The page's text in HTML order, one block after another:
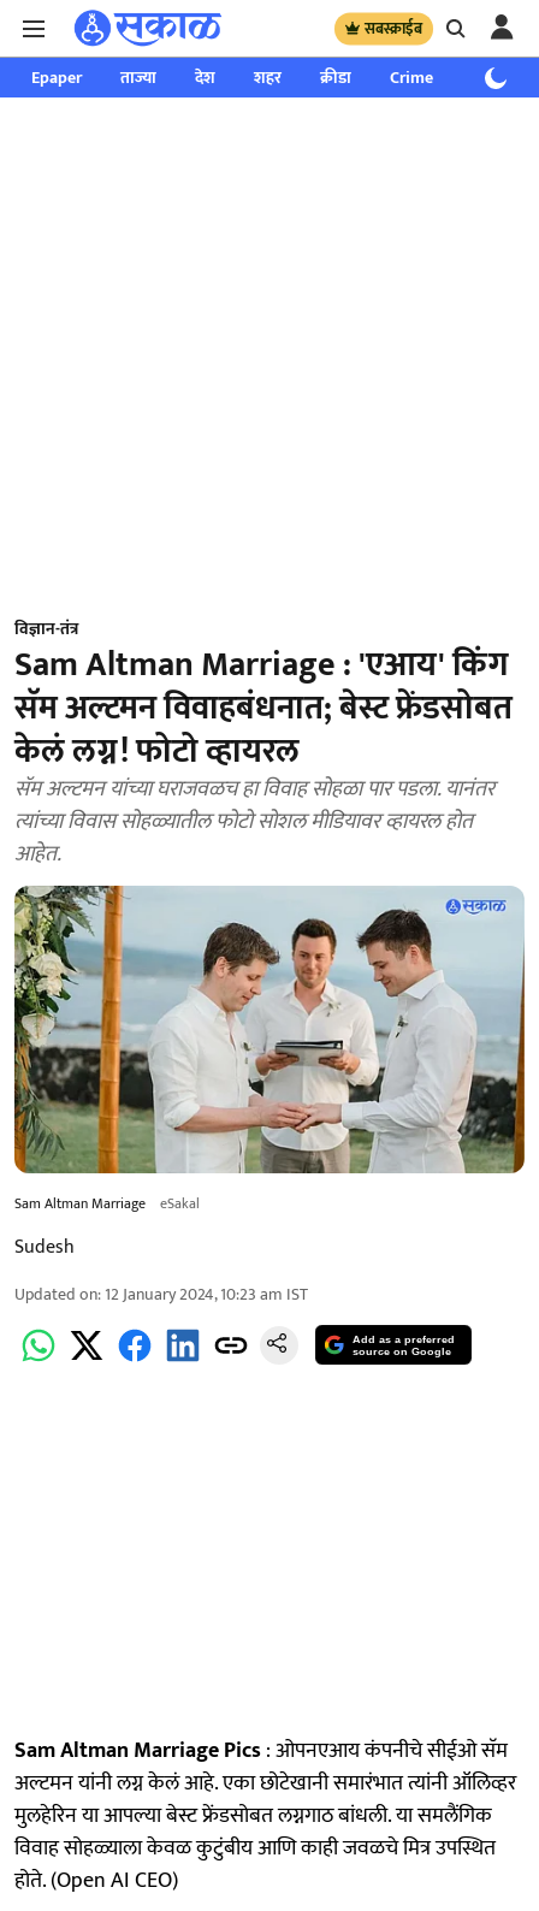
सबस्क्राईब
Epaper ताज्या देश शहर क्रीडा Crime साप्ताहिक
विज्ञान-तंत्र
Sam Altman Marriage : 'एआय' किंग
सॅम अल्टमन विवाहबंधनात; बेस्ट फ्रेंडसोबत
केलं लग्न! फोटो व्हायरल
सॅम अल्टमन यांच्या घराजवळच हा विवाह सोहळा पार पडला. यानंतर
त्यांच्या विवास सोहळ्यातील फोटो सोशल मीडियावर व्हायरल होत
आहेत.
Sam Altman Marriage eSakal
Sudesh
Updated on:12 January 2024, 10:23 am IST
Add as a preferred
source on Google
Sam Altman Marriage Pics: ओपनएआय कंपनीचे सीईओ सॅम
अल्टमन यांनी लग्न केलं आहे. एका छोटेखानी समारंभात त्यांनी ऑलिव्हर
मुलहेरिन या आपल्या बेस्ट फ्रेंडसोबत लग्नगाठ बांधली. या समलैंगिक
विवाह सोहळ्याला केवळ कुटुंबीय आणि काही जवळचे मित्र उपस्थित
होते. (Open AI CEO)